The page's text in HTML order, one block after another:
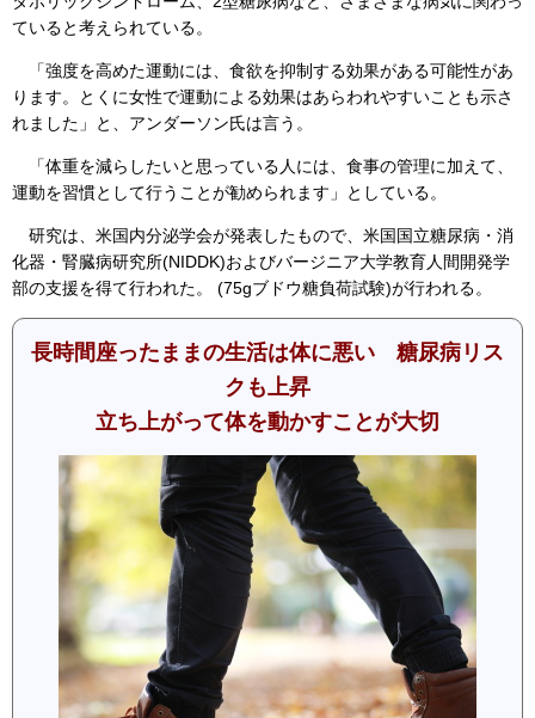
ていると考えられている。
「強度を高めた運動には、食欲を抑制する効果がある可能性があ
ります。とくに女性で運動による効果はあらわれやすいことも示さ
れました」と、アンダーソン氏は言う。
「体重を減らしたいと思っている人には、食事の管理に加えて、
運動を習慣として行うことが勧められます」としている。
研究は、米国内分泌学会が発表したもので、米国国立糖尿病・消
化器・腎臓病研究所(NIDDK)およびバージニア大学教育人間開発学
部の支援を得て行われた。 (75gブドウ糖負荷試験)が行われる。
長時間座ったままの生活は体に悪い 糖尿病リス
クも上昇
立ち上がって体を動かすことが大切